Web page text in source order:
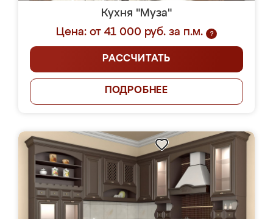
Кухня "Муза"
Цена: от 41 000 руб. за п.м.
?
РАССЧИТАТЬ
ПОДРОБНЕЕ